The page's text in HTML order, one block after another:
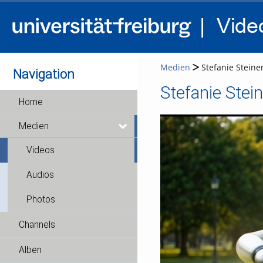
Navigation
Home
Medien
Videos
Audios
Photos
Channels
Alben
Medien Stefanie
Stefanie